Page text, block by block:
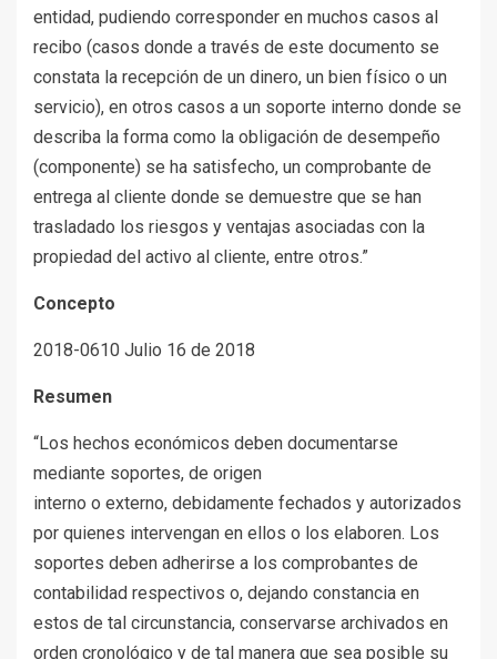
entidad, pudiendo corresponder en muchos casos al
recibo (casos donde a través de este documento se
constata la recepción de un dinero, un bien físico o un
servicio), en otros casos a un soporte interno donde se
describa la forma como la obligación de desempeño
(componente) se ha satisfecho, un comprobante de
entrega al cliente donde se demuestre que se han
trasladado los riesgos y ventajas asociadas con la
propiedad del activo al cliente, entre otros.”
Concepto
2018-0610 Julio 16 de 2018
Resumen
“Los hechos económicos deben documentarse
mediante soportes, de origen
interno o externo, debidamente fechados y autorizados
por quienes intervengan en ellos o los elaboren. Los
soportes deben adherirse a los comprobantes de
contabilidad respectivos o, dejando constancia en
estos de tal circunstancia, conservarse archivados en
orden cronológico y de tal manera que sea posible su